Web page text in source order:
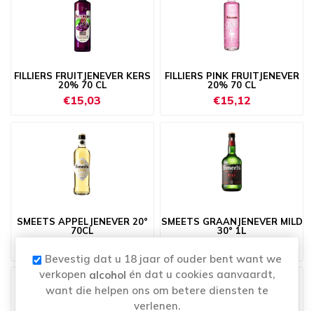
FILLIERS FRUITJENEVER KERS
20% 70 CL
€15,03
FILLIERS PINK FRUITJENEVER
20% 70 CL
€15,12
SMEETS APPELJENEVER 20°
70CL
SMEETS GRAANJENEVER MILD
30° 1L
Bevestig dat u 18 jaar of ouder bent want we
verkopen alcohol én dat u cookies aanvaardt,
want die helpen ons om betere diensten te
verlenen.